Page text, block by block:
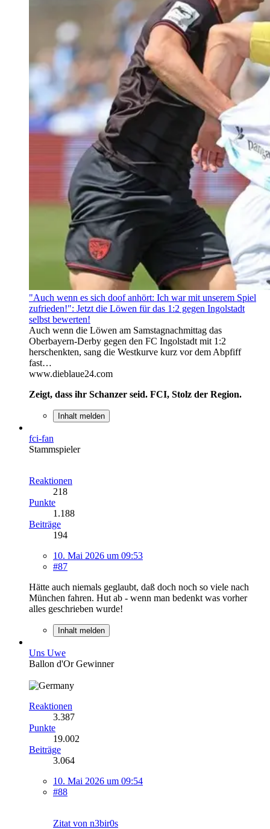
"Auch wenn es sich doof anhört: Ich war mit unserem Spiel
zufrieden!": Jetzt die Löwen für das 1:2 gegen Ingolstadt
selbst bewerten!
Auch wenn die Löwen am Samstagnachmittag das
Oberbayern-Derby gegen den FC Ingolstadt mit 1:2
herschenkten, sang die Westkurve kurz vor dem Abpfiff
fast…
www.dieblaue24.com
Zeigt, dass ihr Schanzer seid. FCI, Stolz der Region.
Inhalt melden
fci-fan
Stammspieler
Reaktionen
218
Punkte
1.188
Beiträge
194
10. Mai 2026 um 09:53
#87
Hätte auch niemals geglaubt, daß doch noch so viele nach
München fahren. Hut ab - wenn man bedenkt was vorher
alles geschrieben wurde!
Inhalt melden
Uns Uwe
Ballon d'Or Gewinner
Reaktionen
3.387
Punkte
19.002
Beiträge
3.064
10. Mai 2026 um 09:54
#88
Zitat von n3bir0s